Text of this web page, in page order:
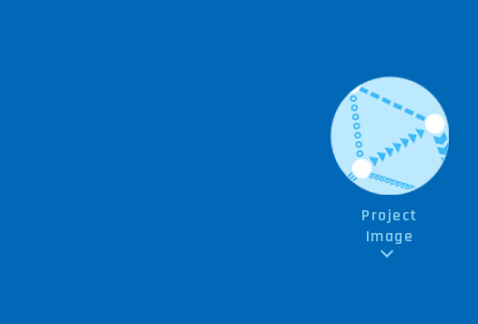
Project
Image